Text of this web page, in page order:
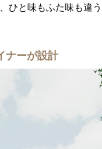
ひと味もふた味も違
ーが設計